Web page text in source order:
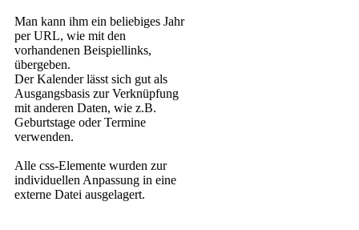
Man kann ihm ein beliebiges Jahr
per URL, wie mit den
vorhandenen Beispiellinks,
übergeben.
Der Kalender lässt sich gut als
Ausgangsbasis zur Verknüpfung
mit anderen Daten, wie z.B.
Geburtstage oder Termine
verwenden.
Alle css-Elemente wurden zur
individuellen Anpassung in eine
externe Datei ausgelagert.